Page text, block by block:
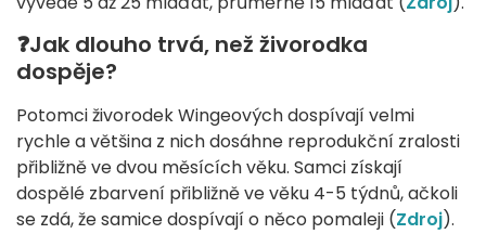
❓Jak dlouho trvá, než živorodka
dospěje?
Potomci živorodek Wingeových dospívají velmi
rychle a většina z nich dosáhne reprodukční zralosti
přibližně ve dvou měsících věku. Samci získají
dospělé zbarvení přibližně ve věku 4-5 týdnů, ačkoli
se zdá, že samice dospívají o něco pomaleji (Zdroj).